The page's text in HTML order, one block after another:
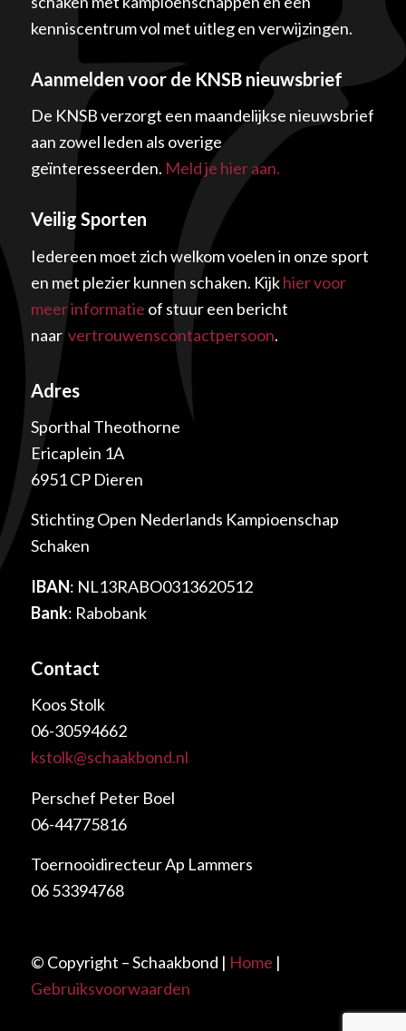
kenniscentrum vol met uitleg en verwijzingen.
Aanmelden voor de KNSB nieuwsbrief
De KNSB verzorgt een maandelijkse nieuwsbrief
aan zowel leden als overige
geïnteresseerden. Meld je hier aan.
Veilig Sporten
Iedereen moet zich welkom voelen in onze sport
en met plezier kunnen schaken. Kijkhier voor
meer informatie of stuur een bericht
naarvertrouwenscontactpersoon.
Adres
Sporthal Theothorne
Ericaplein 1A
6951 CP Dieren
Stichting Open Nederlands Kampioenschap
Schaken
IBAN: NL13RABO0313620512
Bank: Rabobank
Contact
Koos Stolk
06-30594662
kstolk@schaakbond.nl
Perschef Peter Boel
06-44775816
Toernooidirecteur Ap Lammers
06 53394768
© Copyright – Schaakbond | Home |
Gebruiksvoorwaarden